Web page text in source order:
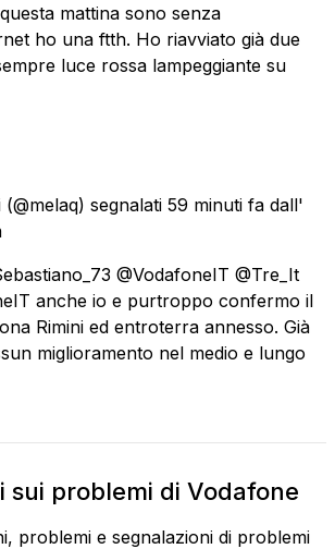
mattina sono senza
ho una ftth. Ho riavviato già due
luce rossa lampeggiante su
(@melaq) segnalati 59 minuti fa dall'
@VodafoneIT @Tre_It
anche io e purtroppo confermo il
Rimini ed entroterra annesso. Già
miglioramento nel medio e lungo
sui problemi di Vodafone
problemi e segnalazioni di problemi